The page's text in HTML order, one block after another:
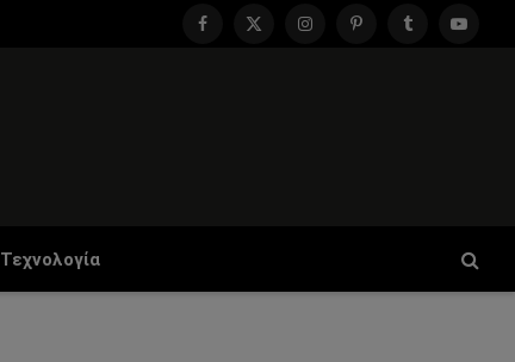
Facebook
X
InstagramPinterestTumblr
Τεχνολογία